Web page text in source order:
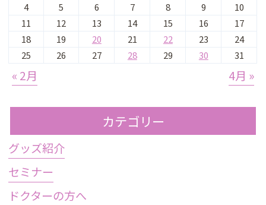
4
5 6 7 8 9
10
11
12 13 14 15 16
17
18
19 20 21 22 23
24
25
26 27 28 29 30 31
« 2月 4月 »
カテゴリー
グッズ紹介
セミナー
ドクターの方へ